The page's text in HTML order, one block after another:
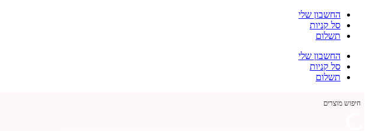
לתוכן
החשבון שלי
סל קניות
תשלום
החשבון שלי
סל קניות
תשלום